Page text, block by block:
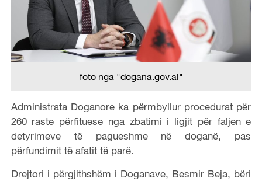
foto nga "dogana.gov.al"
Administrata Doganore ka përmbyllur procedurat për
260 raste përfituese nga zbatimi i ligjit për faljen e
detyrimeve të pagueshme në doganë, pas
përfundimit të afatit të parë.
Drejtori i përgjithshëm i Doganave, Besmir Beja, bëri